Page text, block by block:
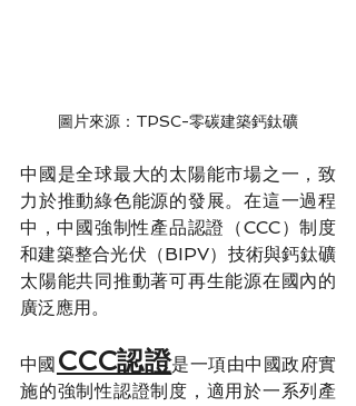
圖片來源：TPSC-零碳建築鈣鈦礦
中國是全球最大的太陽能市場之一，致
力於推動綠色能源的發展。在這一過程
中，中國強制性產品認證（CCC）制度
和建築整合光伏（BIPV）技術與鈣鈦礦
太陽能共同推動著可再生能源在國內的
廣泛應用。
中國 CCC認證是一項由中國政府實
施的強制性認證制度，適用於一系列產